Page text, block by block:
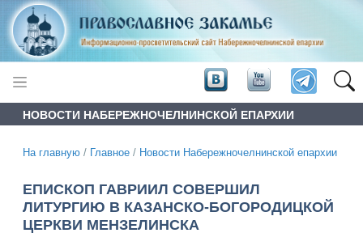
НОВОСТИ НАБЕРЕЖНОЧЕЛНИНСКОЙ ЕПАРХИИ
На главную / Главное / Новости Набережночелнинской епархии
ЕПИСКОП ГАВРИИЛ СОВЕРШИЛ
ЛИТУРГИЮ В КАЗАНСКО-БОГОРОДИЦКОЙ
ЦЕРКВИ МЕНЗЕЛИНСКА